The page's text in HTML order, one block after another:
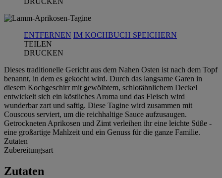
ENTFERNEN IM KOCHBUCH SPEICHERN
TEILEN
DRUCKEN
Dieses traditionelle Gericht aus dem Nahen Osten ist nach dem Topf
benannt, in dem es gekocht wird. Durch das langsame Garen in
diesem Kochgeschirr mit gewölbtem, schlotähnlichem Deckel
entwickelt sich ein köstliches Aroma und das Fleisch wird
wunderbar zart und saftig. Diese Tagine wird zusammen mit
Couscous serviert, um die reichhaltige Sauce aufzusaugen.
Getrockneten Aprikosen und Zimt verleihen ihr eine leichte Süße -
eine großartige Mahlzeit und ein Genuss für die ganze Familie.
Zutaten
Zubereitungsart
Zutaten